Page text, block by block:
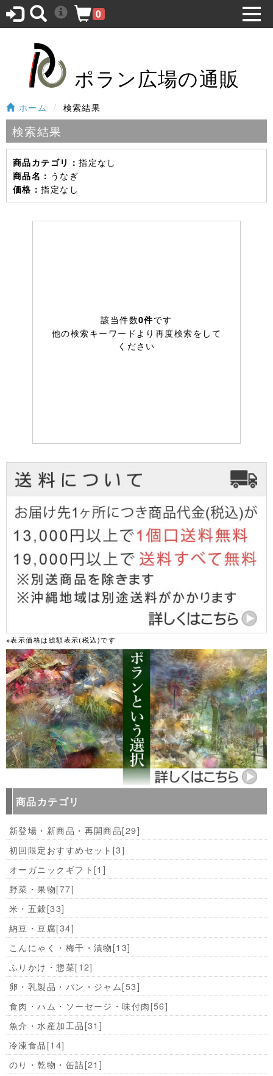
ポラン広場の通販
0
ホーム 検索結果
検索結果
商品カテゴリ：指定なし
商品名： うなぎ
価格：指定なし
該当件数0件です
他の検索キーワードより再度検索をして
ください
※表示価格は総額表示(税込)です
商品カテゴリ
新登場・新商品・再開商品[29]
初回限定おすすめセット [3]
オーガニックギフト [1]
野菜・果物[77]
米・五穀[33]
納豆・豆腐[34]
こんにゃく・梅干・漬物[13]
ふりかけ・惣菜[12]
卵・乳製品・パン・ジャム[53]
食肉・ハム・ソーセージ・味付肉[56]
魚介・水産加工品[31]
冷凍食品[14]
のり・乾物・缶詰[21]